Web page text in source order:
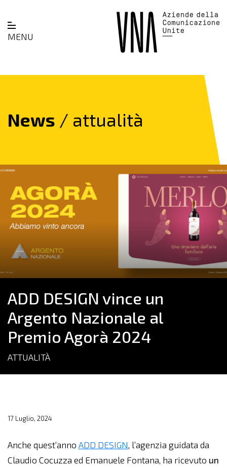
MENU
News / attualità
ADD DESIGN vince un
Argento Nazionale al
Premio Agorà 2024
ATTUALITÀ
17 Luglio, 2024
Anche quest’anno ADD DESIGN, l’agenzia guidata da
Claudio Cocuzza ed Emanuele Fontana, ha ricevuto un